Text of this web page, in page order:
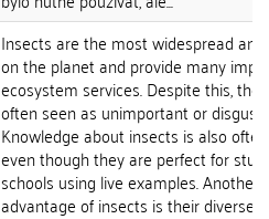
Insects are the most widespread
on the planet and provide many
ecosystem services. Despite this,
often seen as unimportant or
Knowledge about insects is also
even though they are perfect for
schools using live examples. Another
advantage of insects is their diverse